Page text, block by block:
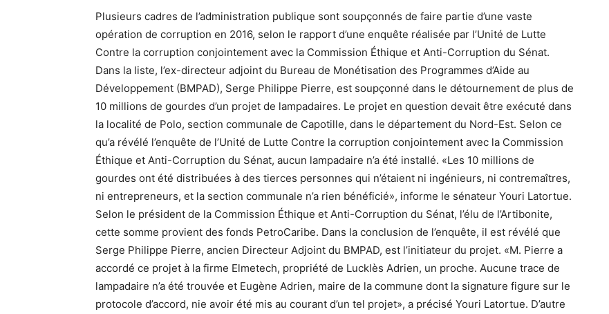
Plusieurs cadres de l’administration publique sont soupçonnés de faire partie d’une vaste
opération de corruption en 2016, selon le rapport d’une enquête réalisée par l’Unité de Lutte
Contre la corruption conjointement avec la Commission Éthique et Anti-Corruption du Sénat.
Dans la liste, l’ex-directeur adjoint du Bureau de Monétisation des Programmes d’Aide au
Développement (BMPAD), Serge Philippe Pierre, est soupçonné dans le détournement de plus de
10 millions de gourdes d’un projet de lampadaires. Le projet en question devait être exécuté dans
la localité de Polo, section communale de Capotille, dans le département du Nord-Est. Selon ce
qu’a révélé l’enquête de l’Unité de Lutte Contre la corruption conjointement avec la Commission
Éthique et Anti-Corruption du Sénat, aucun lampadaire n’a été installé. «Les 10 millions de
gourdes ont été distribuées à des tierces personnes qui n’étaient ni ingénieurs, ni contremaîtres,
ni entrepreneurs, et la section communale n’a rien bénéficié», informe le sénateur Youri Latortue.
Selon le président de la Commission Éthique et Anti-Corruption du Sénat, l’élu de l’Artibonite,
cette somme provient des fonds PetroCaribe. Dans la conclusion de l’enquête, il est révélé que
Serge Philippe Pierre, ancien Directeur Adjoint du BMPAD, est l’initiateur du projet. «M. Pierre a
accordé ce projet à la firme Elmetech, propriété de Lucklès Adrien, un proche. Aucune trace de
lampadaire n’a été trouvée et Eugène Adrien, maire de la commune dont la signature figure sur le
protocole d’accord, nie avoir été mis au courant d’un tel projet», a précisé Youri Latortue. D’autre